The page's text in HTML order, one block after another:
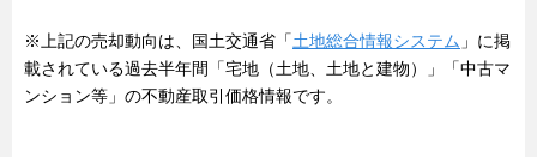
※上記の売却動向は、国土交通省「土地総合情報システム 」に掲
載されている過去半年間「宅地（土地、土地と建物）」「中古マ
ンション等」の不動産取引価格情報です。